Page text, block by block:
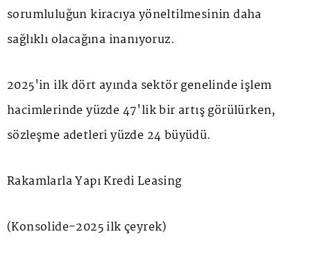
sorumluluğun kiracıya yöneltilmesinin daha
sağlıklı olacağına inanıyoruz.
2025'in ilk dört ayında sektör genelinde işlem
hacimlerinde yüzde 47'lik bir artış görülürken,
sözleşme adetleri yüzde 24 büyüdü.
Rakamlarla Yapı Kredi Leasing
(Konsolide-2025 ilk çeyrek)